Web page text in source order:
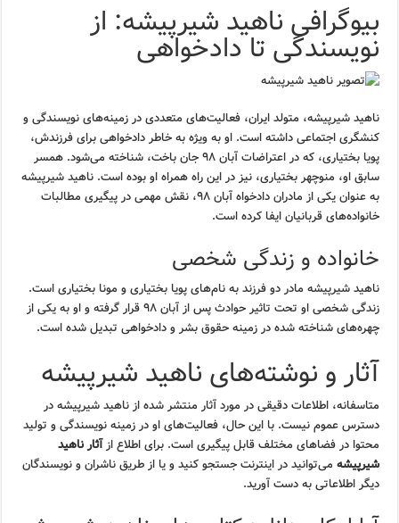
بیوگرافی ناهید شیرپیشه: از
نویسندگی تا دادخواهی
ناهید شیرپیشه، متولد ایران، فعالیت‌های متعددی در زمینه‌های نویسندگی و
کنشگری اجتماعی داشته است. او به ویژه به خاطر دادخواهی برای فرزندش،
پویا بختیاری، که در اعتراضات آبان ۹۸ جان باخت، شناخته می‌شود. همسر
سابق او، منوچهر بختیاری، نیز در این راه همراه او بوده است. ناهید شیرپیشه
به عنوان یکی از مادران دادخواه آبان ۹۸، نقش مهمی در پیگیری مطالبات
خانواده‌های قربانیان ایفا کرده است.
خانواده و زندگی شخصی
ناهید شیرپیشه مادر دو فرزند به نام‌های پویا بختیاری و مونا بختیاری است.
زندگی شخصی او تحت تاثیر حوادث پس از آبان ۹۸ قرار گرفته و او به یکی از
چهره‌های شناخته شده در زمینه حقوق بشر و دادخواهی تبدیل شده است.
آثار و نوشته‌های ناهید شیرپیشه
متاسفانه، اطلاعات دقیقی در مورد آثار منتشر شده از ناهید شیرپیشه در
دسترس عموم نیست. با این حال، فعالیت‌های او در زمینه نویسندگی و تولید
محتوا در فضاهای مختلف قابل پیگیری است. برای اطلاع ازآثار ناهید
شیرپیشه می‌توانید در اینترنت جستجو کنید و یا از طریق ناشران و نویسندگان
دیگر اطلاعاتی به دست آورید.